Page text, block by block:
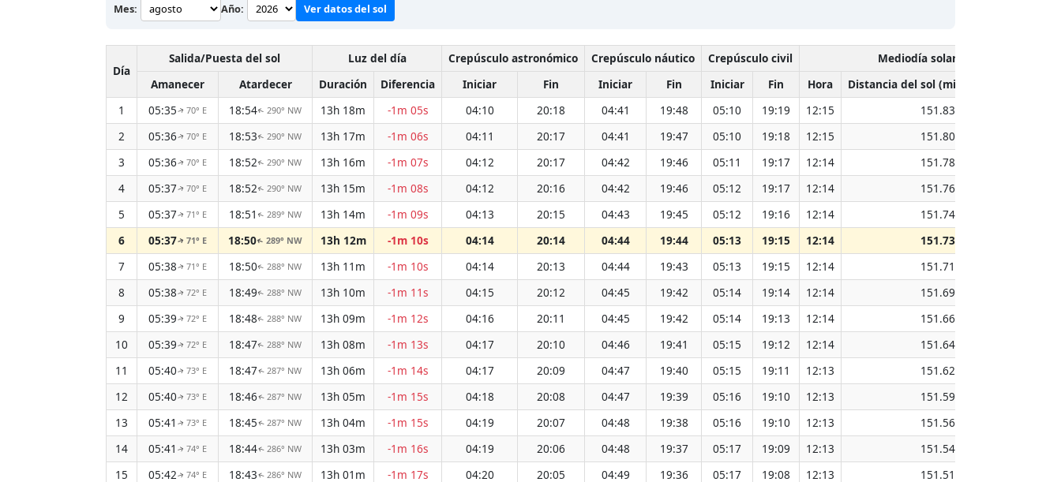
Mes: Año: Ver datos del sol
Día
Salida/Puesta del sol Luz del día Crepúsculo astronómico Crepúsculo náutico Crepúsculo civil
Mediodía solar
Amanecer
Atardecer Duración Diferencia Iniciar Fin Iniciar Fin Iniciar Fin Hora
Distancia del sol (millones de km)
1
05:35↑70° E 18:54↑ 290° NW 13h 18m -1m 05s 04:10 20:18 04:41 19:48 05:10 19:19 12:15
151.83
2
05:36↑70° E 18:53↑ 290° NW 13h 17m -1m 06s 04:11 20:17 04:41 19:47 05:10 19:18 12:15
151.80
3
05:36↑70° E 18:52↑ 290° NW 13h 16m -1m 07s 04:12 20:17 04:42 19:46 05:11 19:17 12:14
151.78
4
05:37↑70° E 18:52↑ 290° NW 13h 15m -1m 08s 04:12 20:16 04:42 19:46 05:12 19:17 12:14
151.76
5
05:37↑71° E 18:51 ↑ 289° NW 13h 14m -1m 09s 04:13 20:15 04:43 19:45 05:12 19:16 12:14
151.74
6
05:37↑71° E 18:50↑289° NW 13h 12m -1m 10s 04:14 20:14 04:44 19:44 05:13 19:15 12:14
151.73
7
05:38↑71° E 18:50↑ 288° NW 13h 11m -1m 10s 04:14 20:13 04:44 19:43 05:13 19:15 12:14
151.71
8
05:38↑72° E 18:49↑ 288° NW 13h 10m -1m 11s 04:15 20:12 04:45 19:42 05:14 19:14 12:14
151.69
9
05:39↑72° E 18:48↑ 288° NW 13h 09m -1m 12s 04:16 20:11 04:45 19:42 05:14 19:13 12:14
151.66
10
05:39↑72° E 18:47↑ 288° NW 13h 08m -1m 13s 04:17 20:10 04:46 19:41 05:15 19:12 12:14
151.64
11
05:40↑73° E 18:47↑ 287° NW 13h 06m -1m 14s 04:17 20:09 04:47 19:40 05:15 19:11 12:13
151.62
12
05:40↑73° E 18:46↑ 287° NW 13h 05m -1m 15s 04:18 20:08 04:47 19:39 05:16 19:10 12:13
151.59
13
05:41 ↑73° E 18:45↑ 287° NW 13h 04m -1m 15s 04:19 20:07 04:48 19:38 05:16 19:10 12:13
151.56
14
05:41 ↑ 74° E 18:44↑ 286° NW 13h 03m -1m 16s 04:19 20:06 04:48 19:37 05:17 19:09 12:13
151.54
15
05:42↑ 74° E 18:43↑ 286° NW 13h 01m -1m 17s 04:20 20:05 04:49 19:36 05:17 19:08 12:13
151.51